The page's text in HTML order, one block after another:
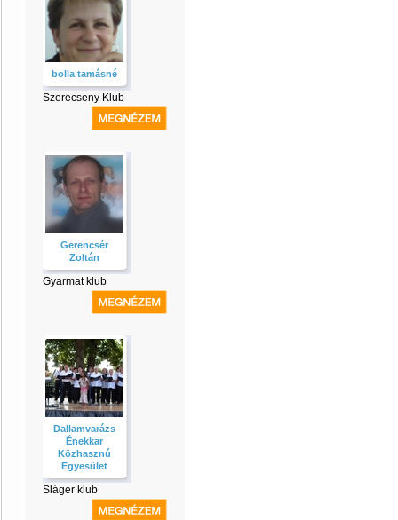
bolla tamásné
Szerecseny Klub
Gerencsér
Zoltán
Gyarmat klub
Dallamvarázs
Énekkar
Közhasznú
Egyesület
Sláger klub